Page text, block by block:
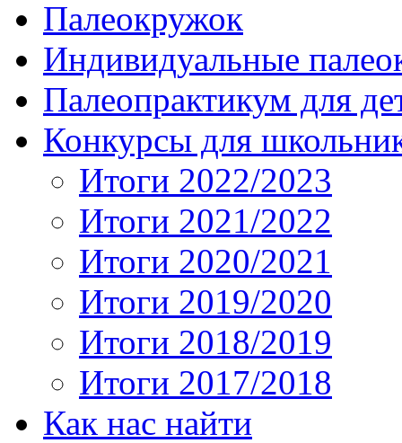
Палеокружок
Индивидуальные
Палеопрактикум для
Конкурсы для
Итоги 2022/2023
Итоги 2021/2022
Итоги 2020/2021
Итоги 2019/2020
Итоги 2018/2019
Итоги 2017/2018
Как нас найти